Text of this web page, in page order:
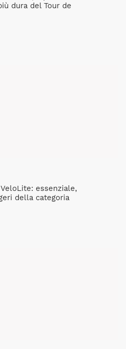
dura del Tour de
essenziale,
della categoria